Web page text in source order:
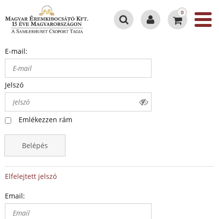
0
E-mail:
Jelszó
Emlékezzen rám
Belépés
Elfelejtett jelszó
Email: